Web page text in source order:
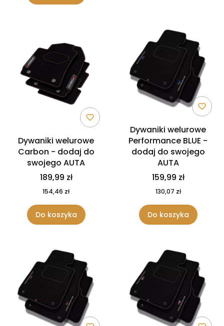
Dywaniki welurowe
Carbon - dodaj do
swojego AUTA
189,99 zł
154,46 zł
Do koszyka
Dywaniki welurowe
Performance BLUE -
dodaj do swojego
AUTA
159,99 zł
130,07 zł
Do koszyka